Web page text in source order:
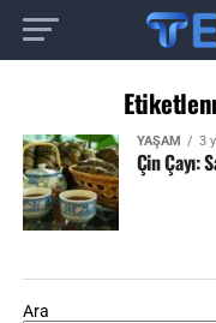
YAŞAM 3
Çin Çayı:
Ara